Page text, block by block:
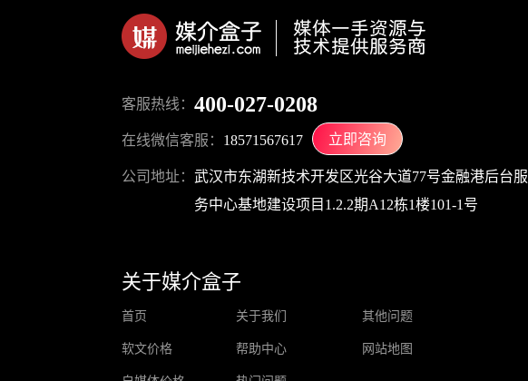
客服热线：400-027-0208
在线微信客服： 18571567617 立即咨询
公司地址：武汉市东湖新技术开发区光谷大道77号金融港后台服
务中心基地建设项目1.2.2期A12栋1楼101-1号
关于媒介盒子
首页
软文价格
关于我们
帮助中心
其他问题
网站地图